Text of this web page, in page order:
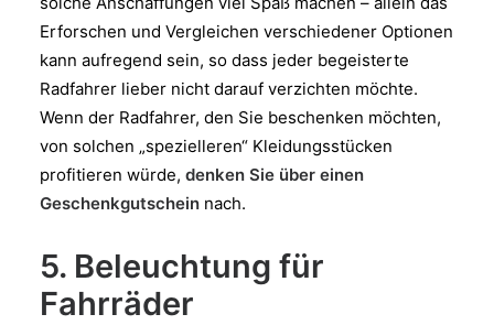
Erforschen und Vergleichen verschiedener Optionen
kann aufregend sein, so dass jeder begeisterte
Radfahrer lieber nicht darauf verzichten möchte.
Wenn der Radfahrer, den Sie beschenken möchten,
von solchen „spezielleren“ Kleidungsstücken
profitieren würde, denken Sie über einen
Geschenkgutschein nach.
5. Beleuchtung für
Fahrräder